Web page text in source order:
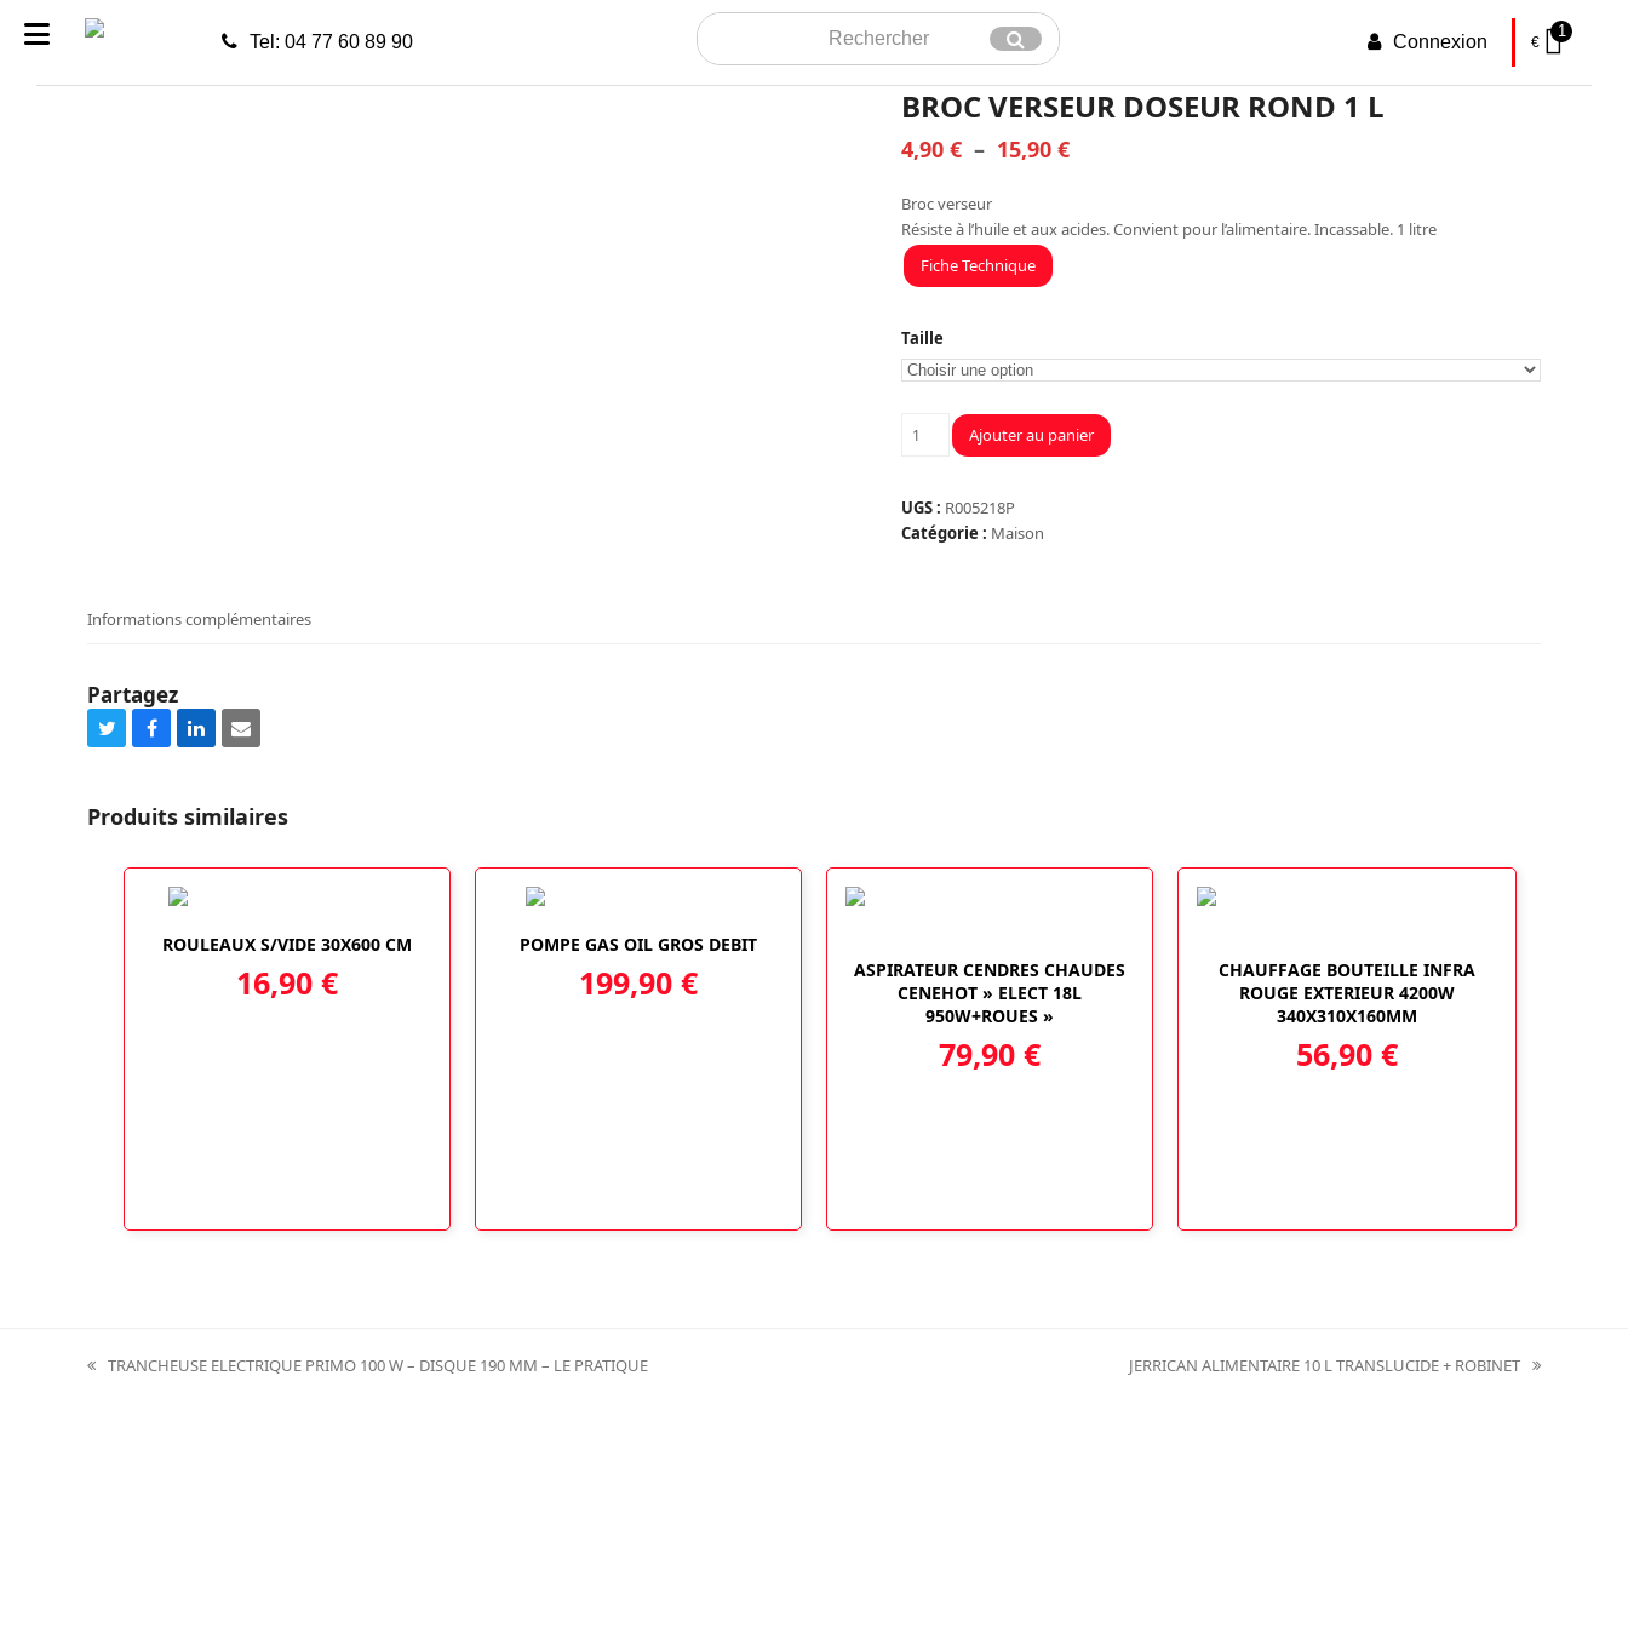
Tel: 04 77 60 89 90
Rechercher
Envoyer Connexion €
1
BROC VERSEUR DOSEUR ROND 1 L
4,90 € – 15,90 €Plage
prix :
Broc verseur
Résiste à l’huile et aux acides. Convient pour l’alimentaire. Incassable. 1 litre
Fiche Technique
Taille
quantité
VERSEUR
DOSEUR
Ajouter au panier
UGS : R005218P
Catégorie : Maison
Informations complémentaires
Partagez
Share
Twitter
Share
Facebook
Share
LinkedIn
Share
Email
Produits similaires
ROULEAUX S/VIDE 30X600 CM
16,90 €
POMPE GAS OIL GROS DEBIT
199,90 €
ASPIRATEUR CENDRES CHAUDES
CENEHOT » ELECT 18L
950W+ROUES »
79,90 €
CHAUFFAGE BOUTEILLE INFRA
ROUGE EXTERIEUR 4200W
340X310X160MM
56,90 €
previous
TRANCHEUSE ELECTRIQUE PRIMO 100 W – DISQUE 190 MM – LE PRATIQUE
next
JERRICAN ALIMENTAIRE 10 L TRANSLUCIDE + ROBINET